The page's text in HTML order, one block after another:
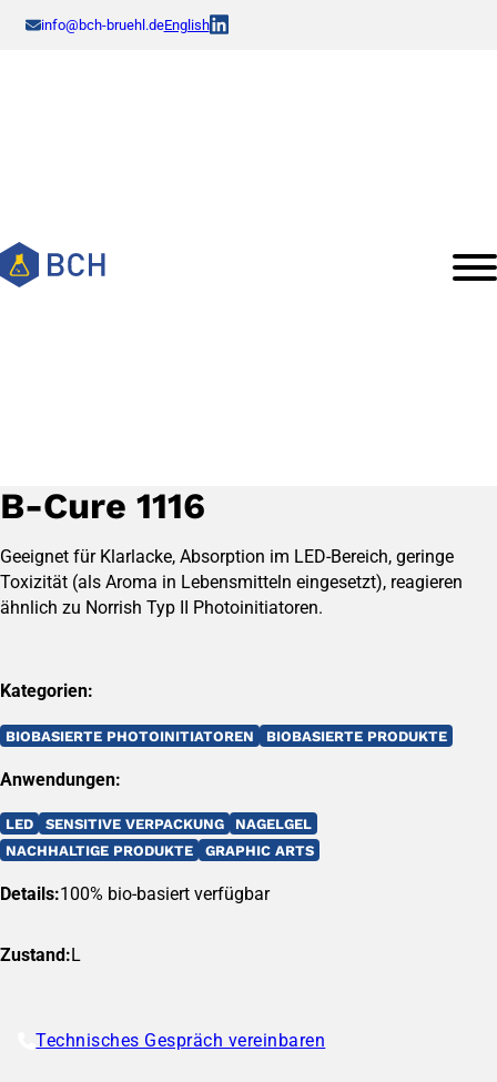
info@bch-bruehl.deEnglish
B-Cure 1116
Geeignet für Klarlacke, Absorption im LED-Bereich, geringe
Toxizität (als Aroma in Lebensmitteln eingesetzt), reagieren
ähnlich zu Norrish Typ II Photoinitiatoren.
Kategorien:
BIOBASIERTE PHOTOINITIATOREN BIOBASIERTE PRODUKTE
Anwendungen:
LED SENSITIVE VERPACKUNG
NAGELGEL
NACHHALTIGE PRODUKTE
GRAPHIC ARTS
Details:100% bio-basiert verfügbar
Zustand:L
Technisches Gespräch vereinbaren